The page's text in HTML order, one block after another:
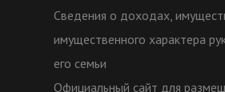
Сведения о доходах,
имущественного характера
его семьи
Официальный сайт для